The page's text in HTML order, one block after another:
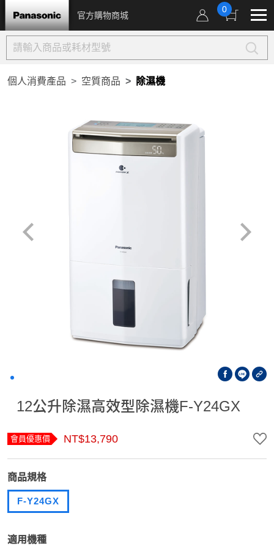
官方購物商城
0
個人消費產品 空質商品 除濕機
12公升除濕高效型除濕機F-Y24GX
會員優惠價 NT$13,790
商品規格
F-Y24GX
適用機種